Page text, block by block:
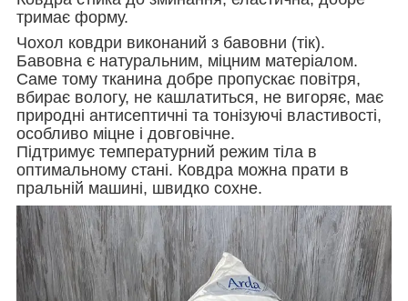
тримає форму.
Чохол ковдри виконаний з бавовни (тік).
Бавовна є натуральним, міцним матеріалом.
Саме тому тканина добре пропускає повітря,
вбирає вологу, не кашлатиться, не вигоряє, має
природні антисептичні та тонізуючі властивості,
особливо міцне і довговічне.
Підтримує температурний режим тіла в
оптимальному стані. Ковдра можна прати в
пральній машині, швидко сохне.